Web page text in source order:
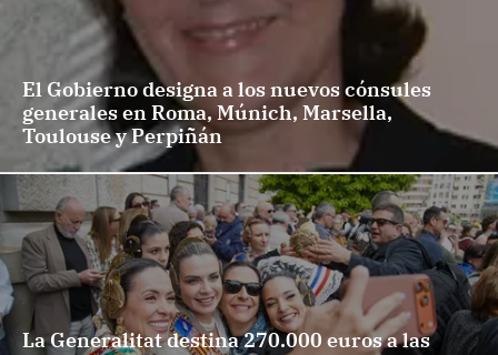
El Gobierno designa a los nuevos cónsules
generales en Roma, Múnich, Marsella,
Toulouse y Perpiñán
La Generalitat destina 270.000 euros a las